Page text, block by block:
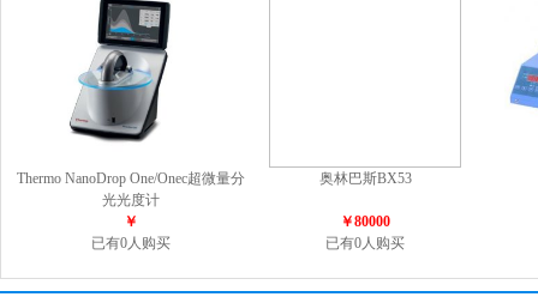
Thermo NanoDrop One/Onec超微量分
光光度计
￥
已有0人购买
奥林巴斯BX53
￥80000
已有0人购买